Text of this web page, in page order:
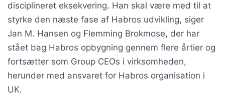
disciplineret eksekvering. Han skal være med til at
styrke den næste fase af Habros udvikling, siger
Jan M. Hansen og Flemming Brokmose, der har
stået bag Habros opbygning gennem flere årtier og
fortsætter som Group CEOs i virksomheden,
herunder med ansvaret for Habros organisation i
UK.